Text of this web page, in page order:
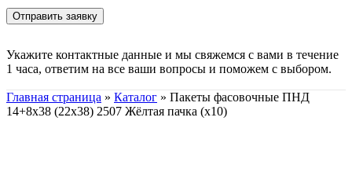
Укажите контактные данные и мы свяжемся с вами в течение
1 часа, ответим на все ваши вопросы и поможем с выбором.
Главная страница » Каталог » Пакеты фасовочные ПНД
14+8х38 (22х38) 2507 Жёлтая пачка (х10)